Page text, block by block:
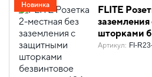
FLITE
шторками
крепление
Артикул: FI-
Новинка